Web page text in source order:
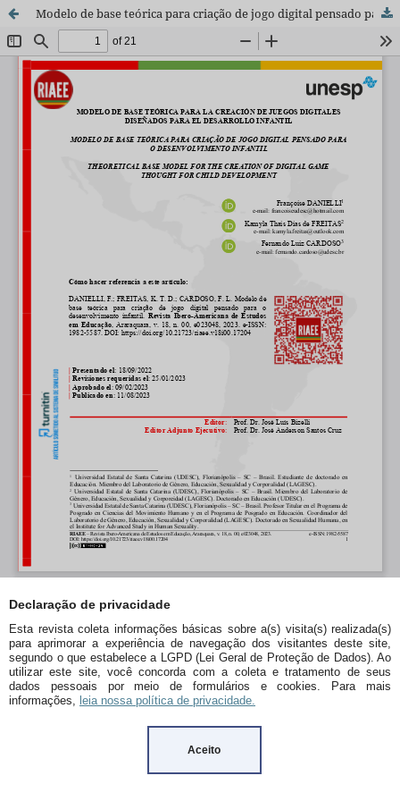
Declaração de privacidade
Esta revista coleta informações básicas sobre a(s) visita(s) realizada(s)
para aprimorar a experiência de navegação dos visitantes deste site,
segundo o que estabelece a LGPD (Lei Geral de Proteção de Dados). Ao
utilizar este site, você concorda com a coleta e tratamento de seus
dados pessoais por meio de formulários e cookies. Para mais
informações, leia nossa política de privacidade.
Aceito
Modelo de base teórica para criação de jogo digital pensado para o desenvolvimento infantil